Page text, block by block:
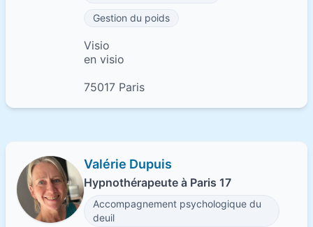
Gestion du poids
Visio
en visio
75017 Paris
Valérie Dupuis
Hypnothérapeute à Paris 17
Accompagnement psychologique du
deuil